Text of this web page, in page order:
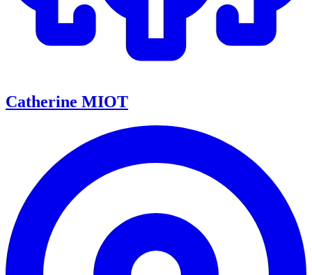
Catherine MIOT